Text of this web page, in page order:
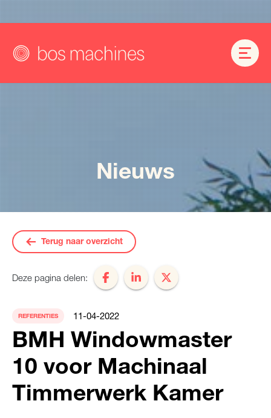
Nieuws
Terug naar overzicht
Deze pagina delen:
REFERENTIES 11-04-2022
BMH Windowmaster
10 voor Machinaal
Timmerwerk Kamer